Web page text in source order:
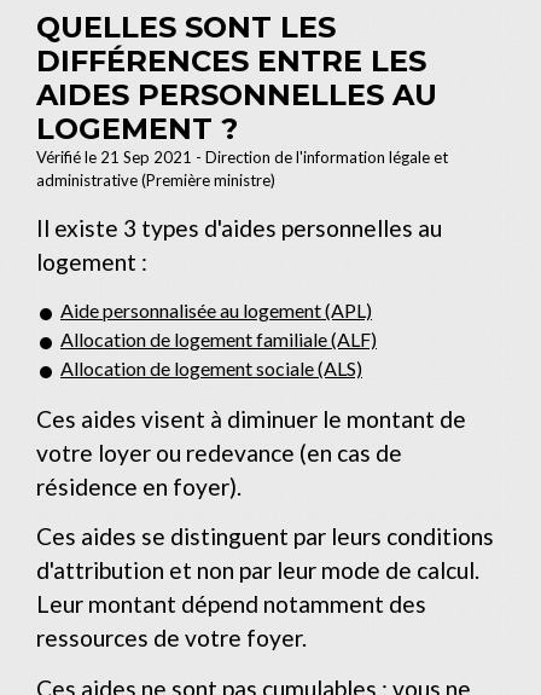
QUELLES SONT LES
DIFFÉRENCES ENTRE LES
AIDES PERSONNELLES AU
LOGEMENT ?
Vérifié le 21 Sep 2021 - Direction de l'information légale et
administrative (Première ministre)
Il existe 3 types d'aides personnelles au
logement :
Aide personnalisée au logement (APL)
Allocation de logement familiale (ALF)
Allocation de logement sociale (ALS)
Ces aides visent à diminuer le montant de
votre loyer ou redevance (en cas de
résidence en foyer).
Ces aides se distinguent par leurs conditions
d'attribution et non par leur mode de calcul.
Leur montant dépend notamment des
ressources de votre foyer.
Ces aides ne sont pas cumulables : vous ne